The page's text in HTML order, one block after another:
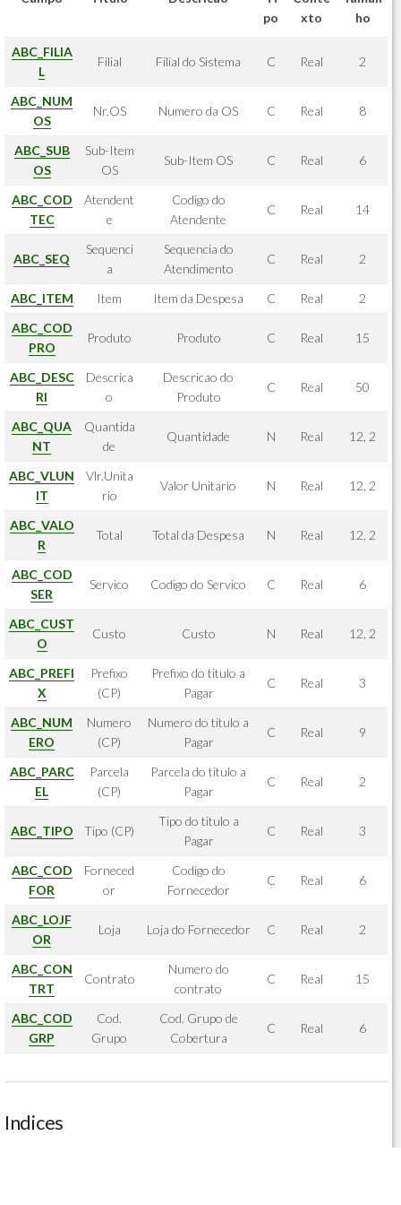
po
xto
ho
ABC_FILIA
L
Filial Filial do Sistema C Real 2
ABC_NUM
OS
Nr.OS Numero da OS C Real 8
ABC_SUB
OS
Sub-Item
OS
Sub-Item OS C Real 6
ABC_COD
TEC
Atendent
e
Codigo do
Atendente
C Real 14
ABC_SEQ
Sequenci
a
Sequencia do
Atendimento
C Real 2
ABC_ITEM Item Item da Despesa C Real
2
ABC_COD
PRO
Produto Produto C Real 15
ABC_DESC
RI
Descrica
o
Descricao do
Produto
C Real 50
ABC_QUA
NT
Quantida
de
Quantidade N Real 12, 2
ABC_VLUN
IT
Vlr.Unita
rio
Valor Unitario N Real 12, 2
ABC_VALO
R
Total Total da Despesa N Real 12, 2
ABC_COD
SER
Servico Codigo do Servico C Real 6
ABC_CUST
O
Custo Custo N Real 12, 2
ABC_PREFI
X
Prefixo
(CP)
Prefixo do titulo a
Pagar
C Real 3
ABC_NUM
ERO
Numero
(CP)
Numero do titulo a
Pagar
C Real 9
ABC_PARC
EL
Parcela
(CP)
Parcela do titulo a
Pagar
C Real 2
ABC_TIPO Tipo (CP)
Tipo do titulo a
Pagar
C Real 3
ABC_COD
FOR
Forneced
or
Codigo do
Fornecedor
C Real 6
ABC_LOJF
OR
Loja Loja do Fornecedor C Real 2
ABC_CON
TRT
Contrato
Numero do
contrato
C Real 15
ABC_COD
GRP
Cod.
Grupo
Cod. Grupo de
Cobertura
C Real 6
Indices